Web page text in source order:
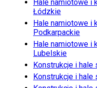
Hale namiotowe i
Łódzkie
Hale namiotowe i
Podkarpackie
Hale namiotowe i
Lubelskie
Konstrukcje i
Konstrukcje i